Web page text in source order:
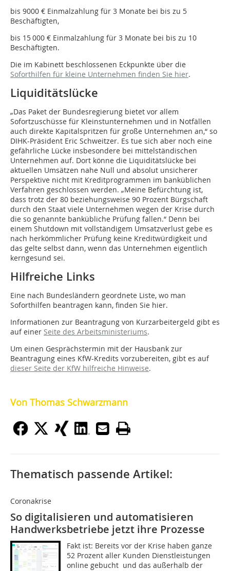
bis 9000 € Einmalzahlung für 3 Monate bei bis zu 5
Beschäftigten,
bis 15 000 € Einmalzahlung für 3 Monate bei bis zu 10
Beschäftigten.
Die im Kabinett beschlossenen Eckpunkte über die
Soforthilfen für kleine Unternehmen finden Sie hier.
Liquiditätslücke
„Das Paket der Bundesregierung bietet vor allem
Sofortzuschüsse für Kleinstunternehmen und in Notfällen
auch direkte Kapitalspritzen für große Unternehmen an,“ so
DIHK-Präsident Eric Schweitzer. Es tue sich aber noch eine
gefährliche Lücke insbesondere bei mittelständischen
Unternehmen auf. Dort könne die Liquiditätslücke bei
aktuellen Umsätzen nahe Null und absolut unsicherer
Perspektive nicht mit Kreditprogrammen im banküblichen
Verfahren geschlossen werden. „Meine Befürchtung ist,
dass trotz der 80 beziehungsweise 90 Prozent Bürgschaft
durch den Staat viele Unternehmen wegen der Krise durch
die so genannte bankübliche Prüfung fallen.“ Denn bei
einem Shutdown mit vollständigem Umsatzverlust gebe es
nach herkömmlicher Prüfung keine Kreditwürdigkeit und
das gelte selbst dann, wenn das Unternehmen eigentlich
kerngesund sei.
Hilfreiche Links
Eine nach Bundesländern geordnete Liste, wo man
Soforthilfen beantragen kann, finden Sie hier.
Informationen zur Beantragung von Kurzarbeitergeld gibt es
auf einer Seite des Arbeitsministeriums.
Um einen Gesprächstermin mit der Hausbank zur
Beantragung eines KfW-Kredits vorzubereiten, gibt es auf
dieser Seite der KfW hilfreiche Hinweise.
Von Thomas Schwarzmann
Thematisch passende Artikel:
Coronakrise
So digitalisieren und automatisieren
Handwerksbetriebe jetzt ihre Prozesse
Fakt ist: Bereits vor der Krise haben ganze
52 Prozent aller Kunden Dienstleistungen
online gebucht  und das außerhalb der